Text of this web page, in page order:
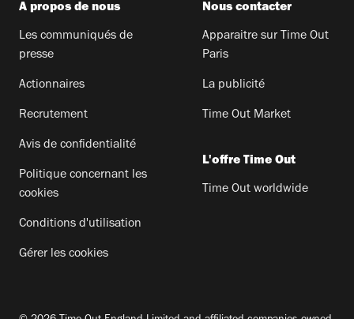
A propos de nous
Les communiqués de
presse
Actionnaires
Recrutement
Avis de confidentialité
Politique concernant les
cookies
Conditions d'utilisation
Gérer les cookies
Nous contacter
Apparaitre sur Time Out
Paris
La publicité
Time Out Market
L'offre Time Out
Time Out worldwide